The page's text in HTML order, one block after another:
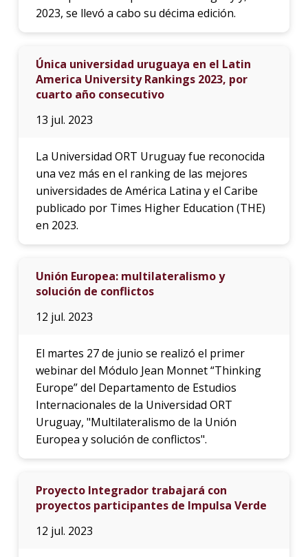
2023, se llevó a cabo su décima edición.
Única universidad uruguaya en el Latin
America University Rankings 2023, por
cuarto año consecutivo
13 jul. 2023
La Universidad ORT Uruguay fue reconocida
una vez más en el ranking de las mejores
universidades de América Latina y el Caribe
publicado por Times Higher Education (THE)
en 2023.
Unión Europea: multilateralismo y
solución de conflictos
12 jul. 2023
El martes 27 de junio se realizó el primer
webinar del Módulo Jean Monnet “Thinking
Europe” del Departamento de Estudios
Internacionales de la Universidad ORT
Uruguay, "Multilateralismo de la Unión
Europea y solución de conflictos".
Proyecto Integrador trabajará con
proyectos participantes de Impulsa Verde
12 jul. 2023